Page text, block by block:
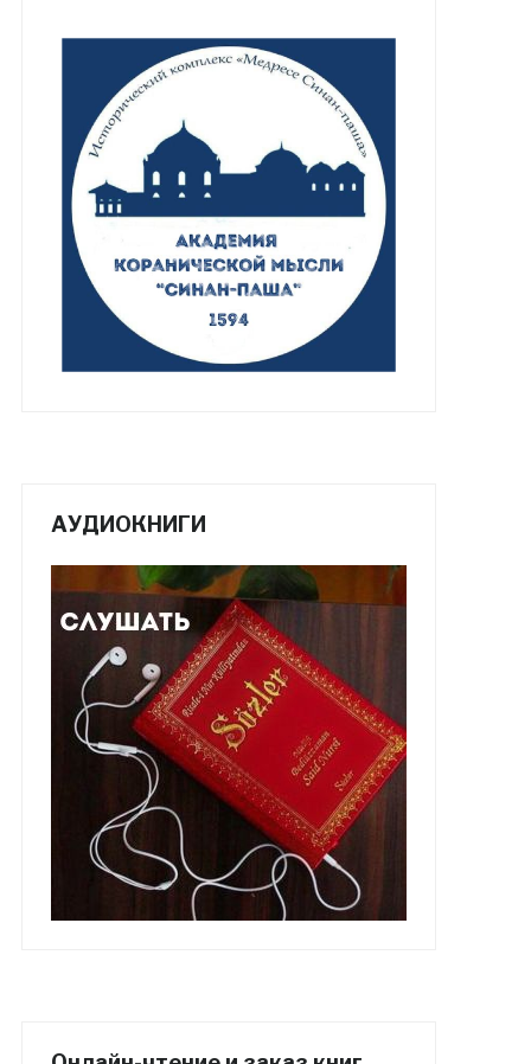
АУДИОКНИГИ